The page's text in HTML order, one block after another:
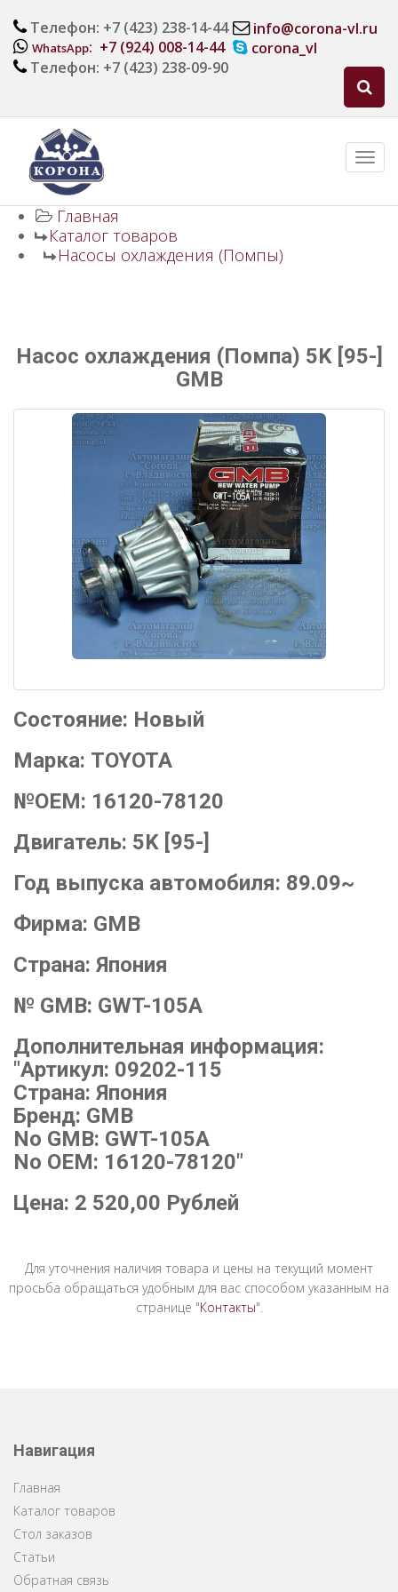
Телефон: +7 (423) 238-14-44
WhatsApp: +7 (924) 008-14-44
Телефон: +7 (423) 238-09-90
info@corona-vl.ru
corona_vl
Главная
Каталог товаров
Насосы охлаждения (Помпы)
Насос охлаждения (Помпа) 5K [95-]
GMB
Состояние: Новый
Марка: TOYOTA
№OEM: 16120-78120
Двигатель: 5K [95-]
Год выпуска автомобиля: 89.09~
Фирма: GMB
Страна: Япония
№ GMB: GWT-105A
Дополнительная информация:
"Артикул: 09202-115
Страна: Япония
Бренд: GMB
No GMB: GWT-105A
No OEM: 16120-78120"
Цена: 2 520,00 Рублей
Для уточнения наличия товара и цены на текущий момент
просьба обращаться удобным для вас способом указанным на
странице "Контакты".
Навигация
Главная
Каталог товаров
Стол заказов
Статьи
Обратная связь